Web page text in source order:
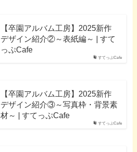
すてっぷCafe
【卒園アルバム工房】2025新作
デザイン紹介②～表紙編～ | すて
っぷCafe
すてっぷCafe
【卒園アルバム工房】2025新作
デザイン紹介③～写真枠・背景素
材～ | すてっぷCafe